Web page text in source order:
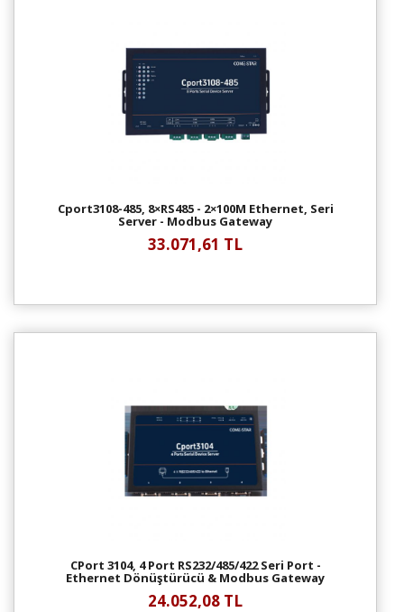
Cport3108-485, 8×RS485 - 2×100M Ethernet, Seri
Server - Modbus Gateway
33.071,61 TL
CPort 3104, 4 Port RS232/485/422 Seri Port -
Ethernet Dönüştürücü & Modbus Gateway
24.052,08 TL